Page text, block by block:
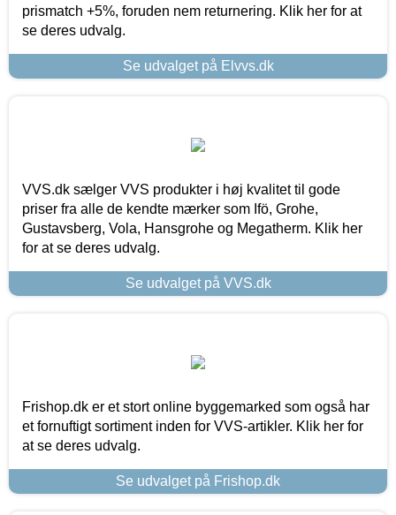
prismatch +5%, foruden nem returnering. Klik her for at
se deres udvalg.
Se udvalget på Elvvs.dk
VVS.dk sælger VVS produkter i høj kvalitet til gode
priser fra alle de kendte mærker som Ifö, Grohe,
Gustavsberg, Vola, Hansgrohe og Megatherm. Klik her
for at se deres udvalg.
Se udvalget på VVS.dk
Frishop.dk er et stort online byggemarked som også har
et fornuftigt sortiment inden for VVS-artikler. Klik her for
at se deres udvalg.
Se udvalget på Frishop.dk